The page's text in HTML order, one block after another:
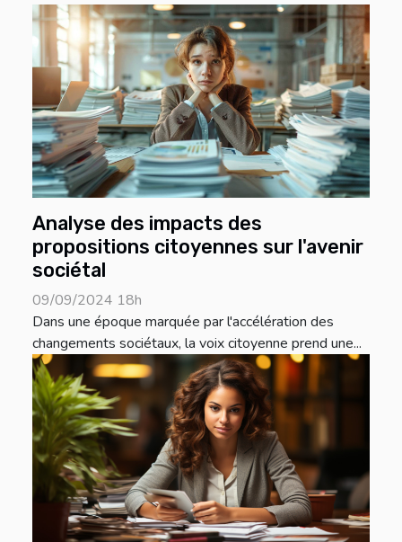
Analyse des impacts des
propositions citoyennes sur l'avenir
sociétal
09/09/2024 18h
Dans une époque marquée par l'accélération des
changements sociétaux, la voix citoyenne prend une...